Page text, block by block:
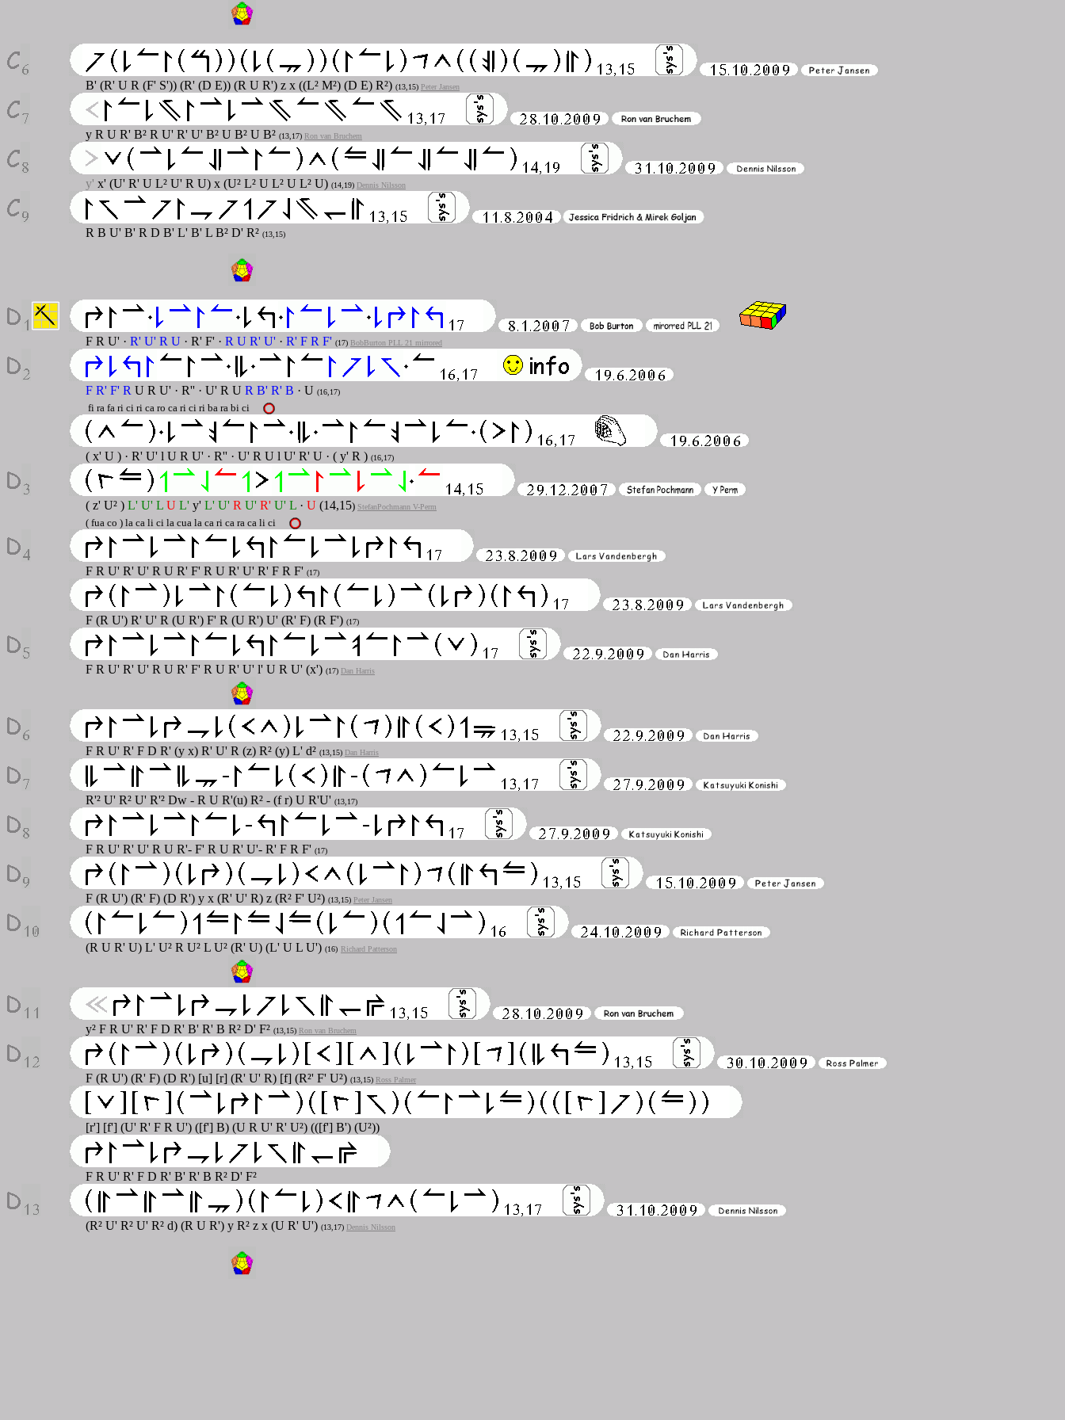
B' (R' U R (F' S')) (R' (D E)) (R U R') z x ((L² M²) (D E) R²) (13,15) Peter Jansen
y R U R' B² R U' R' U' B² U B² U B² (13,17) Ron van Bruchem
y' x' (U' R' U L² U' R U) x (U² L² U L² U L² U) (14,19) Dennis Nilsson
R B U' B' R D B' L' B' L B² D' R² (13,15)
F R U' · R' U' R U · R' F' · R U R' U' · R' F R F' (17) BobBurton PLL 21 mirrored
F R' F' R U R U' · R'' · U' R U R B' R' B · U (16,17)
fi ra fa ri ci ri ca ro ca ri ci ri ba ra bi ci
( x' U ) · R' U' l U R U' · R'' · U' R U l U' R' U · ( y' R ) (16,17)
( z' U² ) L' U' L U L' y' L' U' R U' R' U' L · U (14,15) StefanPochmann V-Perm
( fua co ) la ca li ci la cua la ca ri ca ra ca li ci
F R U' R' U' R U R' F' R U R' U' R' F R F' (17)
F (R U') R' U' R (U R') F' R (U R') U' (R' F) (R F') (17)
F R U' R' U' R U R' F' R U R' U' l' U R U' (x') (17) Dan Harris
F R U' R' F D R' (y x) R' U' R (z) R² (y) L' d² (13,15) Dan Harris
R'² U' R² U' R'² Dw - R U R'(u) R² - (f r) U R'U' (13,17)
F R U' R' U' R U R'- F' R U R' U'- R' F R F' (17)
F (R U') (R' F) (D R') y x (R' U' R) z (R² F' U²) (13,15) Peter Jansen
(R U R' U) L' U² R U² L U² (R' U) (L' U L U') (16) Richard Patterson
y² F R U' R' F D R' B' R' B R² D' F² (13,15) Ron van Bruchem
F (R U') (R' F) (D R') [u] [r] (R' U' R) [f] (R²' F' U²) (13,15) Ross Palmer
[r'] [f'] (U' R' F R U') ([f'] B) (U R U' R' U²) (([f'] B') (U²))
F R U' R' F D R' B' R' B R² D' F²
(R² U' R² U' R² d) (R U R') y R² z x (U R' U') (13,17) Dennis Nilsson